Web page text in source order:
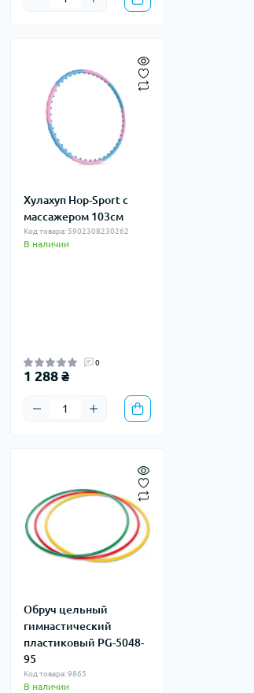
Хулахуп Hop-Sport с
массажером 103см
Код товара: 5902308230262
В наличии
0
1 288 ₴
Обруч цельный
гимнастический
пластиковый PG-5048-
95
Код товара: 9865
В наличии